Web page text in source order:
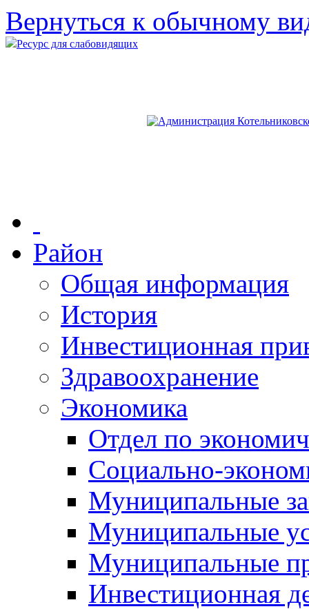
Вернуться к обычному
Ресурс для слабовидящих
Район
Общая информация
История
Инвестиционная
Здравоохранение
Экономика
Отдел по
Социально-
Муниципальные
Муниципальные
Муниципальные
Инвестиционная